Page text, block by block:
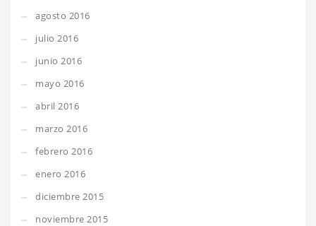
agosto 2016
julio 2016
junio 2016
mayo 2016
abril 2016
marzo 2016
febrero 2016
enero 2016
diciembre 2015
noviembre 2015